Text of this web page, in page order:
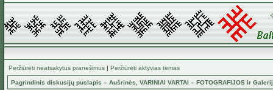
Peržiūrėti neatsakytus pranešimus | Peržiūrėti aktyvias temas
Pagrindinis diskusijų puslapis » Aušrinės, VARINIAI VARTAI » FOTOGRAFIJOS ir